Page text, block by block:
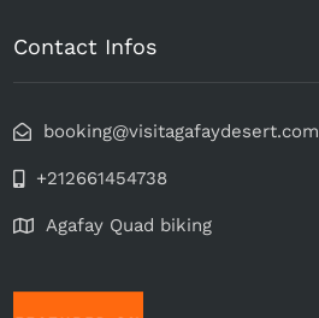
Contact Infos
booking@visitagafaydesert.com
+212661454738
Agafay Quad biking